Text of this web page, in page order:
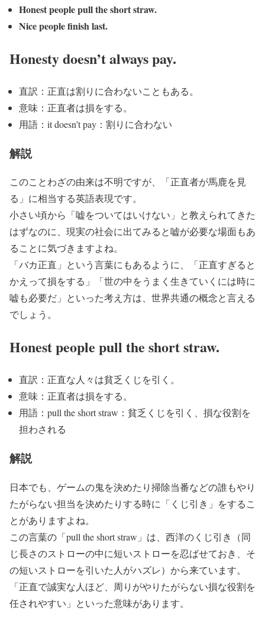
Honest people pull the short straw.
Nice people finish last.
Honesty doesn’t always pay.
直訳：正直は割りに合わないこともある。
意味：正直者は損をする。
用語：it doesn’t pay：割りに合わない
解説
このことわざの由来は不明ですが、「正直者が馬鹿を見
る」に相当する英語表現です。
小さい頃から「嘘をついてはいけない」と教えられてきた
はずなのに、現実の社会に出てみると嘘が必要な場面もあ
ることに気づきますよね。
「バカ正直」という言葉にもあるように、「正直すぎると
かえって損をする」「世の中をうまく生きていくには時に
嘘も必要だ」といった考え方は、世界共通の概念と言える
でしょう。
Honest people pull the short straw.
直訳：正直な人々は貧乏くじを引く。
意味：正直者は損をする。
用語：pull the short straw：貧乏くじを引く、損な役割を
担わされる
解説
日本でも、ゲームの鬼を決めたり掃除当番などの誰もやり
たがらない担当を決めたりする時に「くじ引き」をするこ
とがありますよね。
この言葉の「pull the short straw」は、西洋のくじ引き（同
じ長さのストローの中に短いストローを忍ばせておき、そ
の短いストローを引いた人がハズレ）から来ています。
「正直で誠実な人ほど、周りがやりたがらない損な役割を
任されやすい」といった意味があります。